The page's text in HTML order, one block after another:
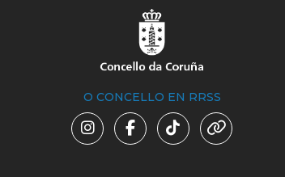
O CONCELLO EN RRSS